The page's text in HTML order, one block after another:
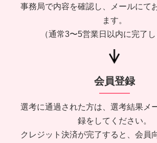
事務局で内容を確認し、メールにて
ます。
（通常3〜5営業日以内に完了し
会員登録
選考に通過された方は、選考結果メ
録をしてください。
クレジット決済が完了すると、会員